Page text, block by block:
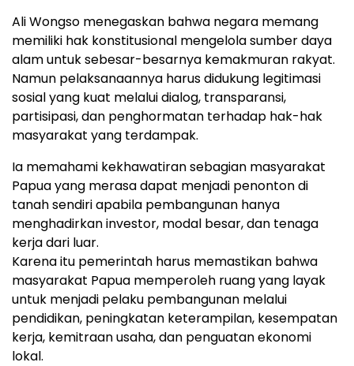
Ali Wongso menegaskan bahwa negara memang
memiliki hak konstitusional mengelola sumber daya
alam untuk sebesar-besarnya kemakmuran rakyat.
Namun pelaksanaannya harus didukung legitimasi
sosial yang kuat melalui dialog, transparansi,
partisipasi, dan penghormatan terhadap hak-hak
masyarakat yang terdampak.
Ia memahami kekhawatiran sebagian masyarakat
Papua yang merasa dapat menjadi penonton di
tanah sendiri apabila pembangunan hanya
menghadirkan investor, modal besar, dan tenaga
kerja dari luar.
Karena itu pemerintah harus memastikan bahwa
masyarakat Papua memperoleh ruang yang layak
untuk menjadi pelaku pembangunan melalui
pendidikan, peningkatan keterampilan, kesempatan
kerja, kemitraan usaha, dan penguatan ekonomi
lokal.